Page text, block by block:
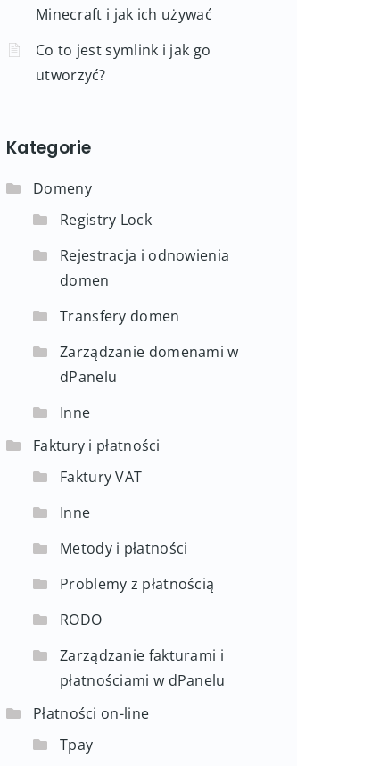
Minecraft i jak ich używać
Co to jest symlink i jak go
utworzyć?
Kategorie
Domeny
Registry Lock
Rejestracja i odnowienia
domen
Transfery domen
Zarządzanie domenami w
dPanelu
Inne
Faktury i płatności
Faktury VAT
Inne
Metody i płatności
Problemy z płatnością
RODO
Zarządzanie fakturami i
płatnościami w dPanelu
Płatności on-line
Tpay